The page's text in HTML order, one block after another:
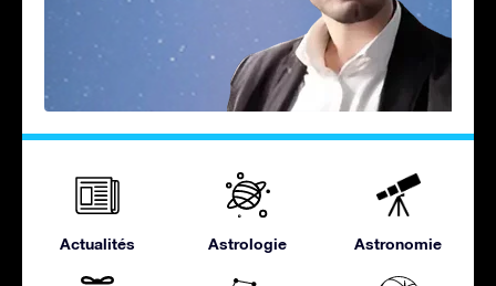
Actualités Astrologie Astronomie